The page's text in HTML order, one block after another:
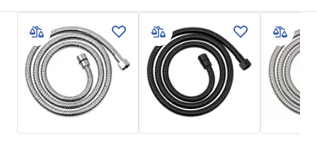
Материал
неръждаема стомана, ABS
Тегло
1kg
Код на производителя
JS-016BRG
Цвят
Матирана мед
Информация за безопасност
WARUNKI_BEZPIECZENSTWA_AKCESORIA_LAZIENKOWE.
Гаранционни условия
Warranty_Terms_and_Conditions_Accessories_-_24.pdf